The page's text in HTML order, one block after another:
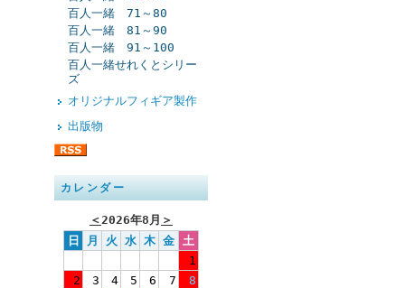
百人一緒 71～80
百人一緒 81～90
百人一緒 91～100
百人一緒せれくとシリー
ズ
オリジナルフィギア製作
出版物
カレンダー
＜2026年8月 ＞
日
月 火 水 木 金 土
1
2
3 4 5 6 7
8